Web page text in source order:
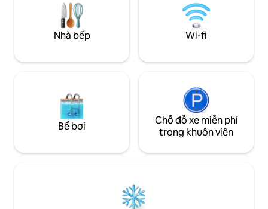
10 phút đến Chợ trung tâm | 12 phút đến
Quảng trường Tòa thị chính | 15 phút đến
Đấu trường bò tót | 15 phút đến Estación
del Norte | 20 phút đến Bãi biển
bạn. Nó cũng có
bạn có thể thư
sáng dưới ánh
nhìn khung cảnh
Nhà bếp Wi-fi
Bể bơi
Chỗ đỗ xe miễn phí
trong khuôn viên